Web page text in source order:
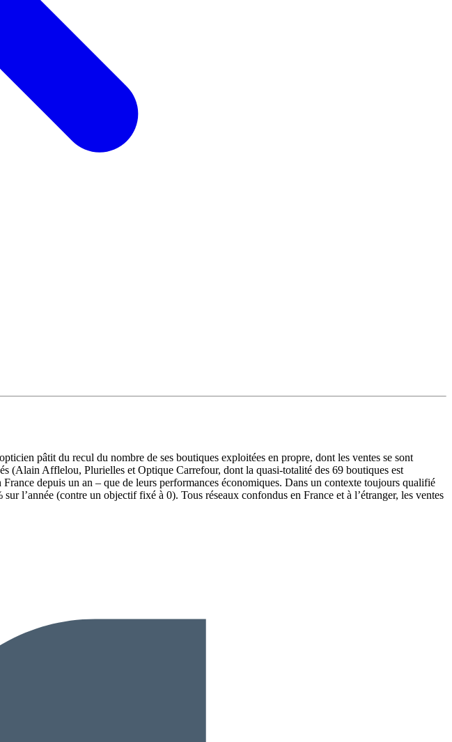
pâtit du recul du nombre de ses boutiques exploitées en propre, dont les ventes se sont
(Alain Afflelou, Plurielles et Optique Carrefour, dont la quasi-totalité des 69 boutiques est
depuis un an – que de leurs performances économiques. Dans un contexte toujours qualifié
l’année (contre un objectif fixé à 0). Tous réseaux confondus en France et à l’étranger, les ventes